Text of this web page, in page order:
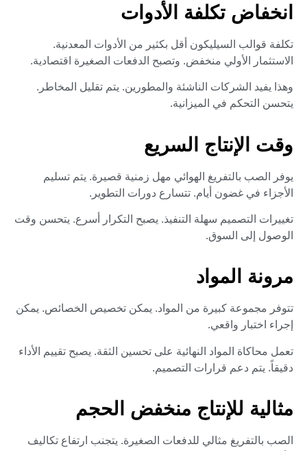
انخفاض تكلفة الأدوات
تكلفة قوالب السيليكون أقل بكثير من الأدوات المعدنية.
الاستثمار الأولي منخفض. وتصبح الدفعات الصغيرة اقتصادية.
وهذا يفيد الشركات الناشئة والمطورين. يتم تقليل المخاطر.
يتحسن التحكم في الميزانية.
وقت الإنتاج السريع
يوفر الصب بالتفريغ الهوائي مهل زمنية قصيرة. يتم تسليم
الأجزاء في غضون أيام. تتسارع دورات التطوير.
تغييرات التصميم سهلة التنفيذ. يصبح التكرار أسرع. يتحسن وقت
الوصول إلى السوق.
مرونة المواد
تتوفر مجموعة كبيرة من المواد. يمكن تخصيص الخصائص. يمكن
إجراء اختبار واقعي.
تعمل محاكاة المواد النهائية على تحسين الثقة. يصبح تقييم الأداء
دقيقاً. يتم دعم قرارات التصميم.
مثالية للإنتاج منخفض الحجم
الصب بالتفريغ مثالي للدفعات الصغيرة. يتجنب ارتفاع تكاليف